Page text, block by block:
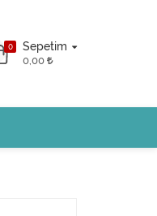
0 Sepetim
0,00